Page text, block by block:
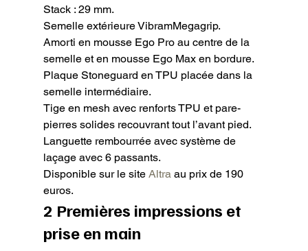
Stack : 29 mm.
Semelle extérieure VibramMegagrip.
Amorti en mousse Ego Pro au centre de la
semelle et en mousse Ego Max en bordure.
Plaque Stoneguard en TPU placée dans la
semelle intermédiaire.
Tige en mesh avec renforts TPU et pare-
pierres solides recouvrant tout l’avant pied.
Languette rembourrée avec système de
laçage avec 6 passants.
Disponible sur le site Altra au prix de 190
euros.
2 Premières impressions et
prise en main